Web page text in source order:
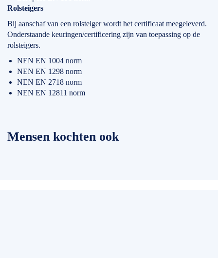
Rolsteigers
Bij aanschaf van een rolsteiger wordt het certificaat meegeleverd.
Onderstaande keuringen/certificering zijn van toepassing op de
rolsteigers.
NEN EN 1004 norm
NEN EN 1298 norm
NEN EN 2718 norm
NEN EN 12811 norm
Mensen kochten ook